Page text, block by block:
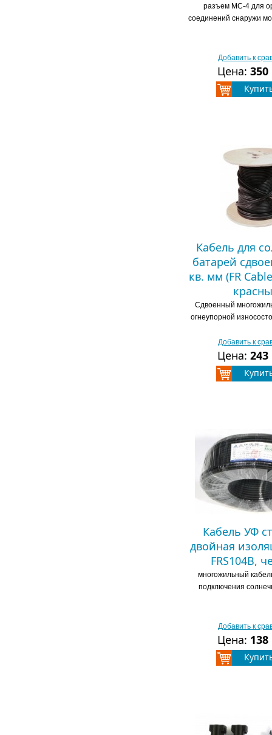
разъем МС-4 для
соединений снаружи
Добавить к
Цена: 350
Кабель для
батарей
кв. мм (FR
Сдвоенный
огнеупорной
Добавить к
Цена: 243
Кабель УФ
двойная
FRS104B,
многожильный
подключения
Добавить к
Цена: 138